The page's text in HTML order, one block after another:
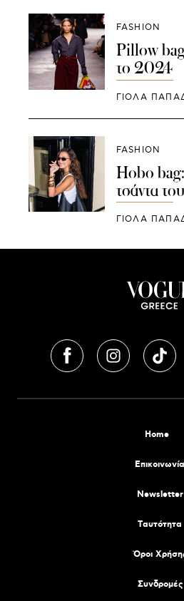
FASHION
Pillow
το 2024
ΓΙΌΛΑ
FASHION
Hobo
τσάντα
ΓΙΌΛΑ
Home
Επικοινωνία
Newsletter
Tαυτότητα
Όροι
Συνδρομές